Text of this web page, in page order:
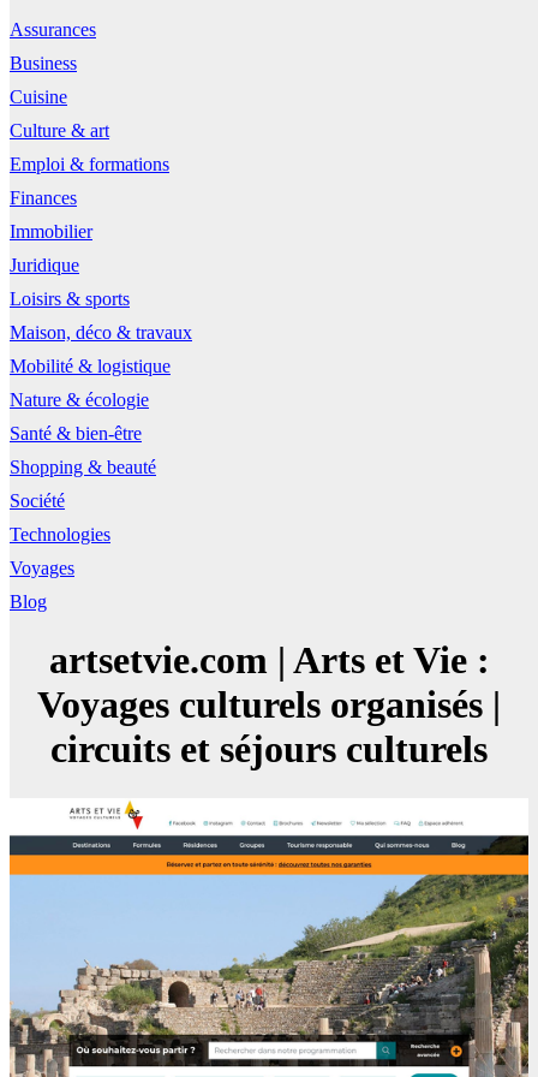
Assurances
Business
Cuisine
Culture & art
Emploi & formations
Finances
Immobilier
Juridique
Loisirs & sports
Maison, déco & travaux
Mobilité & logistique
Nature & écologie
Santé & bien-être
Shopping & beauté
Société
Technologies
Voyages
Blog
artsetvie.com | Arts et Vie :
Voyages culturels organisés |
circuits et séjours culturels